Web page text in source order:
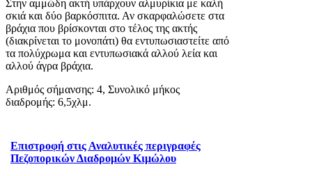
Στην αμμώδη ακτή υπάρχουν αλμυρίκια με καλή
σκιά και δύο βαρκόσπιτα. Αν σκαρφαλώσετε στα
βράχια που βρίσκονται στο τέλος της ακτής
(διακρίνεται το μονοπάτι) θα εντυπωσιαστείτε από
τα πολύχρωμα και εντυπωσιακά αλλού λεία και
αλλού άγρα βράχια.
Αριθμός σήμανσης: 4, Συνολικό μήκος
διαδρομής: 6,5χλμ.
Επιστροφή στις Αναλυτικές περιγραφές
Πεζοπορικών Διαδρομών Κιμώλου